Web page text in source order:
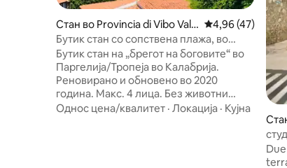
Стан во Provincia di Vibo Vale
ntia
Просечна
4,96 (47)
Бутик стан со сопствена плажа, во
близина на Тропеа
Бутик стан на „брегот на боговите“ во
Паргелија/Тропеја во Калабрија.
Реновирано и обновено во 2020
година. Макс. 4 лица. Без животни
Дневна соба и вградена кујна со
Однос цена/квалитет · Локација · Кујна
лло